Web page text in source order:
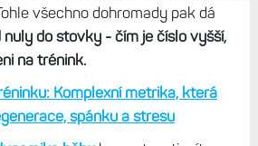
všechno dohromady pak dá
nuly do stovky - čím je číslo vyšší,
na trénink.
Komplexní metrika, která
spánku a stresu